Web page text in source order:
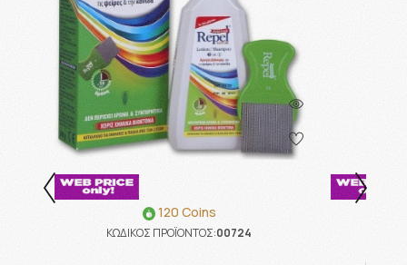
120 Coins
ΚΩΔΙΚΟΣ ΠΡΟΪΟΝΤΟΣ:00724